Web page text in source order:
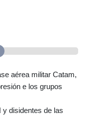
aérea militar Catam,
e los grupos
y disidentes de las